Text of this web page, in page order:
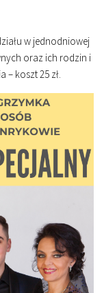
w jednodniowej
oraz ich rodzin i
– koszt 25 zł.